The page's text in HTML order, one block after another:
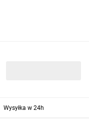
Wysyłka w 24h